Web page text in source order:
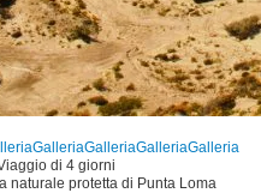
GalleriaGalleriaGalleriaGalleria
di 4 giorni
naturale protetta di Punta Loma